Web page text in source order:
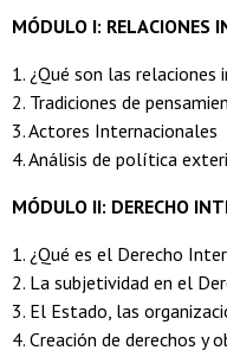
MÓDULO I: RELACIONES
1. ¿Qué son las relaciones
2. Tradiciones de
3. Actores Internacionales
4. Análisis de política
MÓDULO II: DERECHO
1. ¿Qué es el Derecho
2. La subjetividad en el
3. El Estado, las
4. Creación de derechos y